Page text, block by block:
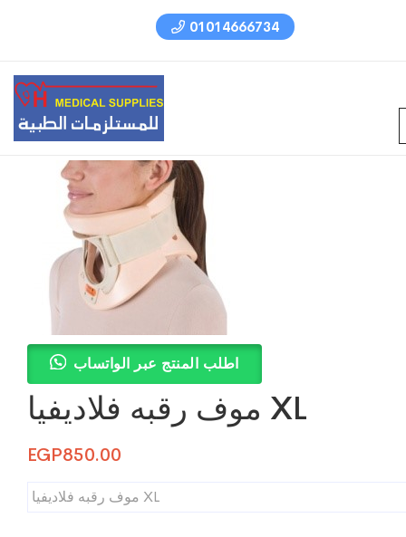
01014666734
اطلب المنتج عبر الواتساب
موف رقبه فلاديفيا XL
EGP850.00
موف رقبه فلاديفيا XL